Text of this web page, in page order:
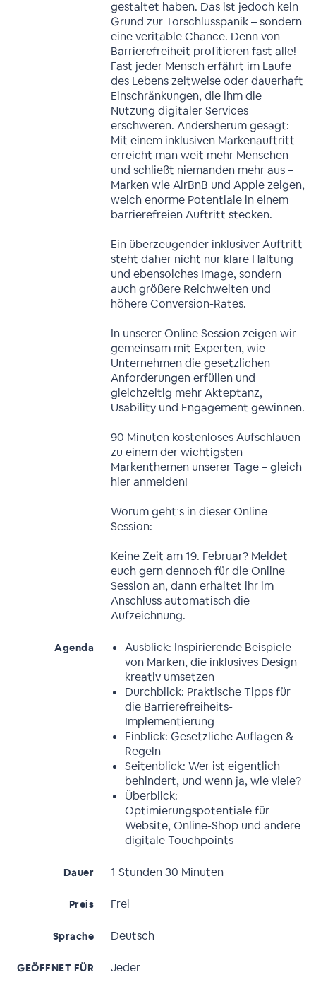
gestaltet haben. Das ist jedoch kein
Grund zur Torschlusspanik – sondern
eine veritable Chance. Denn von
Barrierefreiheit profitieren fast alle!
Fast jeder Mensch erfährt im Laufe
des Lebens zeitweise oder dauerhaft
Einschränkungen, die ihm die
Nutzung digitaler Services
erschweren. Andersherum gesagt:
Mit einem inklusiven Markenauftritt
erreicht man weit mehr Menschen –
und schließt niemanden mehr aus –
Marken wie AirBnB und Apple zeigen,
welch enorme Potentiale in einem
barrierefreien Auftritt stecken.
Ein überzeugender inklusiver Auftritt
steht daher nicht nur klare Haltung
und ebensolches Image, sondern
auch größere Reichweiten und
höhere Conversion-Rates.
In unserer Online Session zeigen wir
gemeinsam mit Experten, wie
Unternehmen die gesetzlichen
Anforderungen erfüllen und
gleichzeitig mehr Akteptanz,
Usability und Engagement gewinnen.
90 Minuten kostenloses Aufschlauen
zu einem der wichtigsten
Markenthemen unserer Tage – gleich
hier anmelden!
Worum geht’s in dieser Online
Session:
Keine Zeit am 19. Februar? Meldet
euch gern dennoch für die Online
Session an, dann erhaltet ihr im
Anschluss automatisch die
Aufzeichnung.
Agenda
Ausblick: Inspirierende Beispiele
von Marken, die inklusives Design
kreativ umsetzen
Durchblick: Praktische Tipps für
die Barrierefreiheits-
Implementierung
Einblick: Gesetzliche Auflagen &
Regeln
Seitenblick: Wer ist eigentlich
behindert, und wenn ja, wie viele?
Überblick:
Optimierungspotentiale für
Website, Online-Shop und andere
digitale Touchpoints
Dauer 1 Stunden 30 Minuten
Preis Frei
Sprache Deutsch
GEÖFFNET FÜR Jeder